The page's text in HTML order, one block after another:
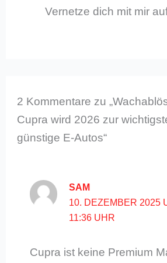
Vernetze dich mit mir
2 Kommentare zu
Cupra wird 2026 zur
günstige E-Autos“
SAM
10. DEZEMBER 2025
11:36 UHR
Cupra ist keine Premium